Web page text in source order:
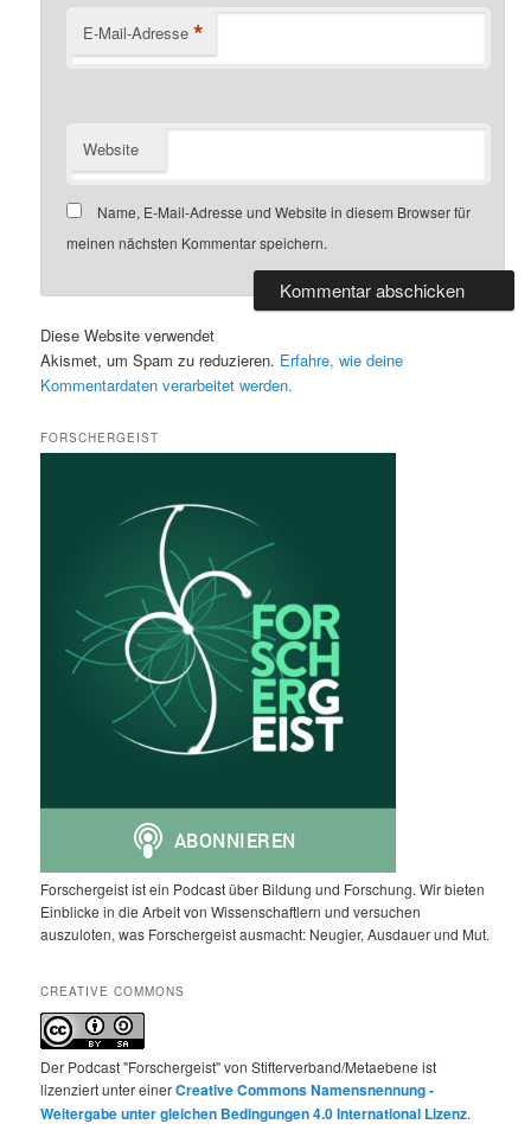
E-Mail-Adresse *
Website
Name, E-Mail-Adresse und Website in diesem Browser für
meinen nächsten Kommentar speichern.
Diese Website verwendet
Akismet, um Spam zu reduzieren. Erfahre, wie deine
Kommentardaten verarbeitet werden.
FORSCHERGEIST
Forschergeist ist ein Podcast über Bildung und Forschung. Wir bieten
Einblicke in die Arbeit von Wissenschaftlern und versuchen
auszuloten, was Forschergeist ausmacht: Neugier, Ausdauer und Mut.
CREATIVE COMMONS
Der Podcast "Forschergeist" von Stifterverband/Metaebene ist
lizenziert unter einerCreative Commons Namensnennung -
Weitergabe unter gleichen Bedingungen 4.0 International Lizenz.